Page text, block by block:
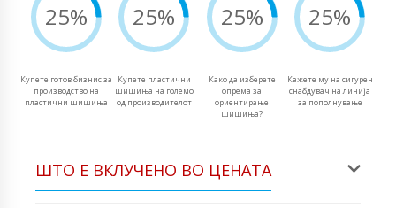
25%
Купете готов бизнис за
производство на
пластични шишиња
25%
Купете пластични
шишиња на големо
од производителот
25%
Како да изберете
опрема за
ориентирање
шишиња?
25%
Кажете му на сигурен
снабдувач на линија
за пополнување
ШТО Е ВКЛУЧЕНО ВО ЦЕНАТА